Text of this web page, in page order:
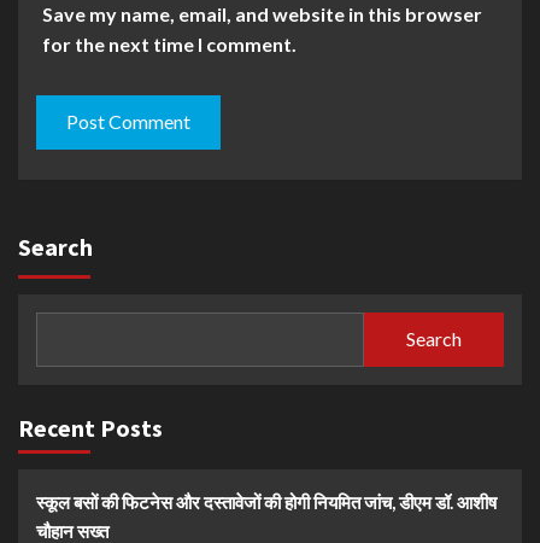
Save my name, email, and website in this browser
for the next time I comment.
Search
Search
Recent Posts
स्कूल बसों की फिटनेस और दस्तावेजों की होगी नियमित जांच, डीएम डॉ. आशीष
चौहान सख्त